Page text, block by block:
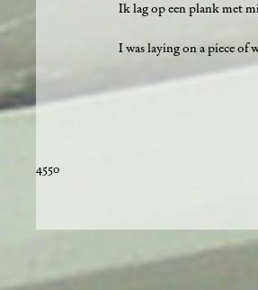
Ik lag op een plank met
I was laying on a piece of
4550